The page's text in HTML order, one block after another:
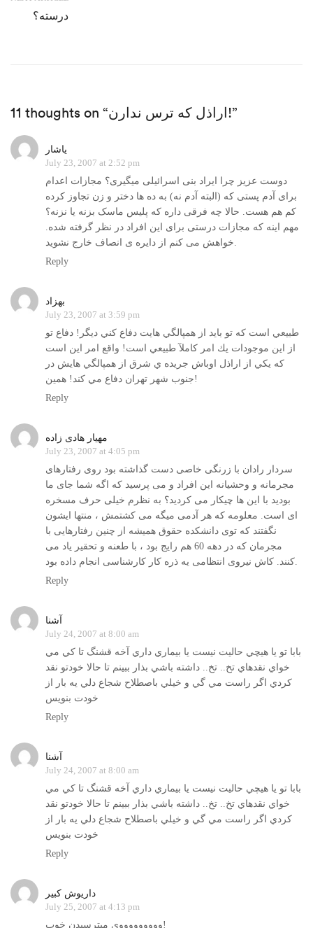
درسته؟
11 thoughts on “اراذل که ترس ندارن!”
یاشار
July 23, 2007 at 2:52 pm
دوست عزیز چرا ایراد بنی اسرائیلی میگیری؟ مجازات اعدام
برای آدم پستی که (البته آدم نه) به ده ها دختر و زن تجاوز کرده
کم هم هست. حالا چه فرقی داره که پلیس ماسک بزنه یا نزنه؟
مهم اینه که مجازات درستی برای این افراد در نظر گرفته شده.
خواهش می کنم از دایره ی انصاف خارج نشوید.
Reply
بهزاد
July 23, 2007 at 3:59 pm
طبيعي است كه تو بايد از همپالگي هايت دفاع كني ديگر! دفاع تو
از اين موجودات يك امر كاملآ طبيعي است! واقع امر اين است
كه يكي از اراذل اوباش جريده ي شرق از همپالگي هايش در
جنوب شهر تهران دفاع مي كند! همين!
Reply
مهیار هادی زاده
July 23, 2007 at 4:05 pm
سردار رادان با زرنگی خاصی دست گذاشته بود روی رفتارهای
مجرمانه و وحشیانه این افراد و می پرسید که اگه شما جای ما
بودید با این ها چیکار می کردید؟ به نظرم خیلی حرف مسخره
ای است. معلومه که هر آدمی میگه می کشتمش ، منتها ایشون
نگفتند که توی دانشکده حقوق همیشه از چنین رفتارهایی با
مجرمان که در دهه 60 هم رایج بود ، با طعنه و تحقیر یاد می
کنند. کاش نیروی انتظامی یه ذره کار کارشناسی انجام داده بود.
Reply
آشنا
July 24, 2007 at 8:00 am
بابا تو يا هيچي حاليت نيست يا بيماري داري آخه قشنگ تا كي مي
خواي نقدهاي تخ.. تخ.. داشته باشي بذار ببينم تا حالا خودتو نقد
كردي اگر راست مي گي و خيلي باصطلاح شجاع دلي يه بار از
خودت بنويس
Reply
آشنا
July 24, 2007 at 8:00 am
بابا تو يا هيچي حاليت نيست يا بيماري داري آخه قشنگ تا كي مي
خواي نقدهاي تخ.. تخ.. داشته باشي بذار ببينم تا حالا خودتو نقد
كردي اگر راست مي گي و خيلي باصطلاح شجاع دلي يه بار از
خودت بنويس
Reply
داریوش کبیر
July 25, 2007 at 4:13 pm
وووووووووی میترسیدن خوب!